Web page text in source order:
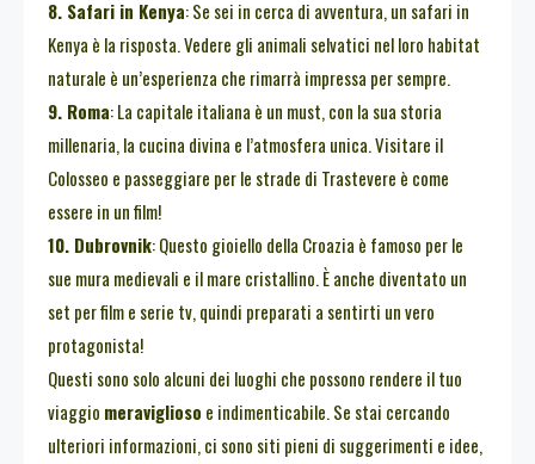
8. Safari in Kenya: Se sei in cerca di avventura, un safari in
Kenya è la risposta. Vedere gli animali selvatici nel loro habitat
naturale è un’esperienza che rimarrà impressa per sempre.
9. Roma: La capitale italiana è un must, con la sua storia
millenaria, la cucina divina e l’atmosfera unica. Visitare il
Colosseo e passeggiare per le strade di Trastevere è come
essere in un film!
10. Dubrovnik: Questo gioiello della Croazia è famoso per le
sue mura medievali e il mare cristallino. È anche diventato un
set per film e serie tv, quindi preparati a sentirti un vero
protagonista!
Questi sono solo alcuni dei luoghi che possono rendere il tuo
viaggio meraviglioso e indimenticabile. Se stai cercando
ulteriori informazioni, ci sono siti pieni di suggerimenti e idee,